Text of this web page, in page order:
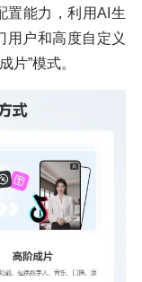
置能力，利用AI生
用户和高度自定义
片”模式。